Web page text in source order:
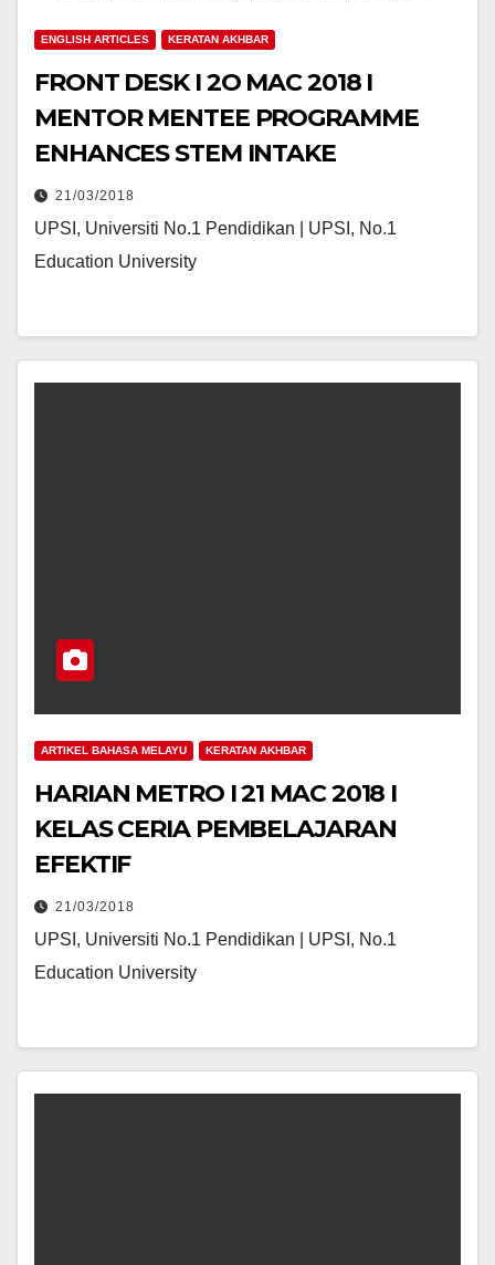
ENGLISH ARTICLES KERATAN AKHBAR
FRONT DESK I 2O MAC 2018 I
MENTOR MENTEE PROGRAMME
ENHANCES STEM INTAKE
21/03/2018
UPSI, Universiti No.1 Pendidikan | UPSI, No.1
Education University
ARTIKEL BAHASA MELAYU KERATAN AKHBAR
HARIAN METRO I 21 MAC 2018 I
KELAS CERIA PEMBELAJARAN
EFEKTIF
21/03/2018
UPSI, Universiti No.1 Pendidikan | UPSI, No.1
Education University